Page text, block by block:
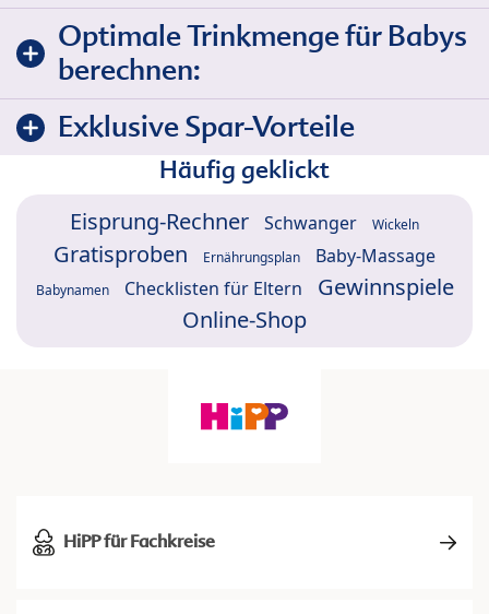
Optimale Trinkmenge für Babys
berechnen:
Exklusive Spar-Vorteile
Häufig geklickt
Eisprung-Rechner Schwanger Wickeln
Gratisproben Ernährungsplan Baby-Massage
Babynamen Checklisten für Eltern
Gewinnspiele
Online-Shop
HiPP für Fachkreise